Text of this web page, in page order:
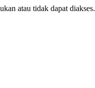
atau tidak dapat diakses.